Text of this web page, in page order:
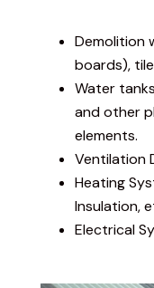
Demolition
boards),
Water
and other
elements.
Ventilation
Heating
Insulation,
Electrical